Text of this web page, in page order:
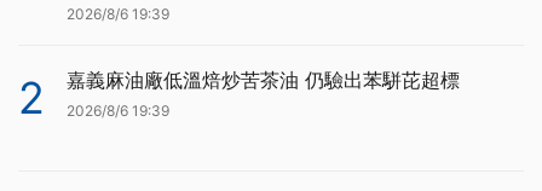
2026/8/6 19:39
2 嘉義麻油廠低溫焙炒苦茶油 仍驗出苯駢芘超標
2026/8/6 19:39